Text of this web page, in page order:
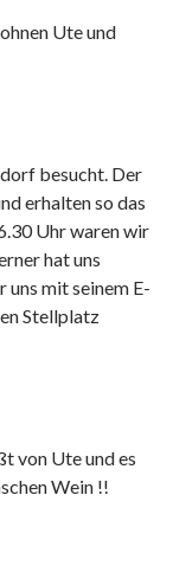
Ute und
besucht. Der
erhalten so das
Uhr waren wir
hat uns
uns mit seinem E-
Stellplatz
von Ute und es
Wein !!